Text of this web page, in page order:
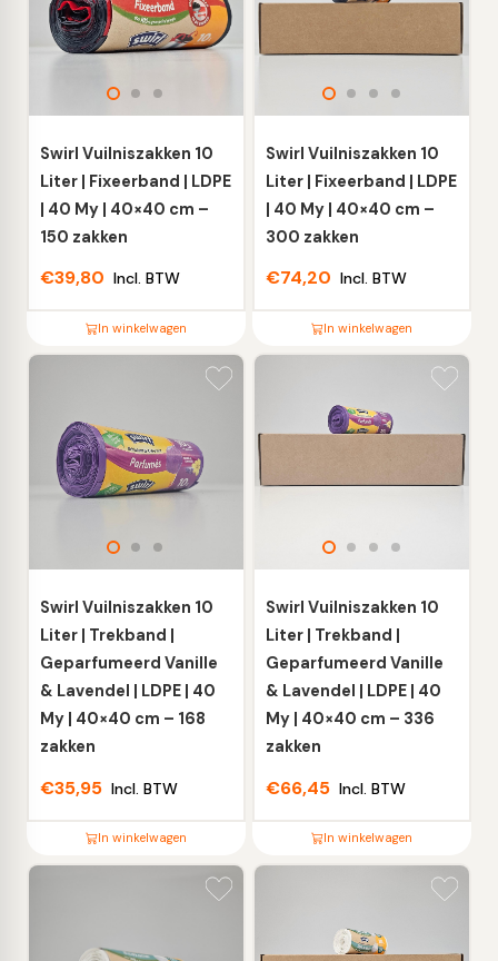
variaties.
Deze
worden
op
de
productpagina
Deze
worden
op
de
productpagina
Swirl Vuilniszakken 10
Liter | Fixeerband | LDPE
| 40 My | 40×40 cm –
150 zakken
€39,80 Incl. BTW
In winkelwagen
Dit
meerdere
variaties.
worden
op
de
productpagina
Swirl Vuilniszakken 10
Liter | Fixeerband | LDPE
| 40 My | 40×40 cm –
300 zakken
€74,20 Incl. BTW
In winkelwagen
Dit
meerdere
variaties.
worden
op
de
productpagina
Swirl Vuilniszakken 10
Liter | Trekband |
Geparfumeerd Vanille
& Lavendel | LDPE | 40
My | 40×40 cm – 168
zakken
€35,95 Incl. BTW
In winkelwagen
Dit
meerdere
Swirl Vuilniszakken 10
Liter | Trekband |
Geparfumeerd Vanille
& Lavendel | LDPE | 40
My | 40×40 cm – 336
zakken
€66,45 Incl. BTW
In winkelwagen
Dit
meerdere